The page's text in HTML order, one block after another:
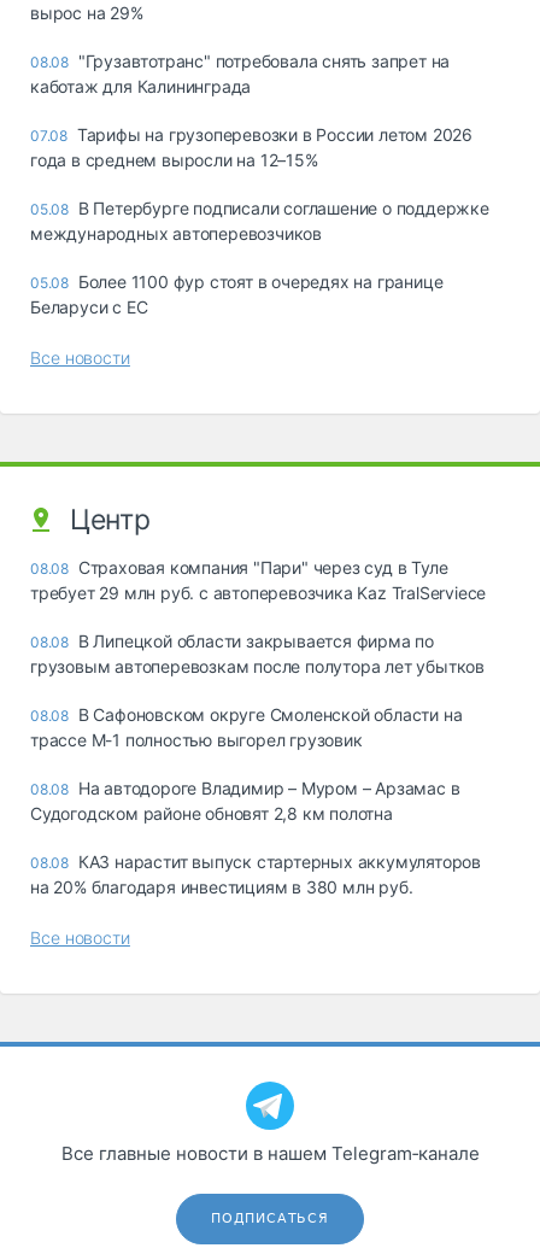
вырос на 29%
08.08 "Грузавтотранс" потребовала снять запрет на
каботаж для Калининграда
07.08 Тарифы на грузоперевозки в России летом 2026
года в среднем выросли на 12–15%
05.08 В Петербурге подписали соглашение о поддержке
международных автоперевозчиков
05.08 Более 1100 фур стоят в очередях на границе
Беларуси с ЕС
Все новости
Центр
08.08 Страховая компания "Пари" через суд в Туле
требует 29 млн руб. с автоперевозчика Kaz TralServiece
08.08 В Липецкой области закрывается фирма по
грузовым автоперевозкам после полутора лет убытков
08.08 В Сафоновском округе Смоленской области на
трассе М-1 полностью выгорел грузовик
08.08 На автодороге Владимир – Муром – Арзамас в
Судогодском районе обновят 2,8 км полотна
08.08 КАЗ нарастит выпуск стартерных аккумуляторов
на 20% благодаря инвестициям в 380 млн руб.
Все новости
Все главные новости в нашем Telegram‑канале
ПОДПИСАТЬСЯ